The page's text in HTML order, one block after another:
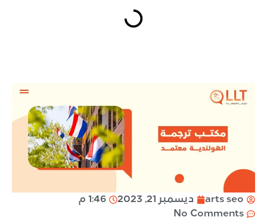
arts seo ديسمبر 21, 2023
1:46 م
No Comments